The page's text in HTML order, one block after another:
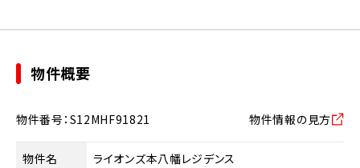
物件概要
物件番号：S12MHF91821 物件情報の見方
物件名 ライオンズ本八幡レジデンス